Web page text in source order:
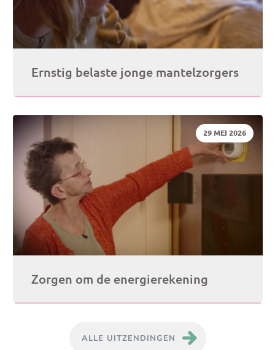
Ernstig belaste jonge mantelzorgers
DATUM:
29 MEI 2026
Zorgen om de energierekening
ALLE UITZENDINGEN